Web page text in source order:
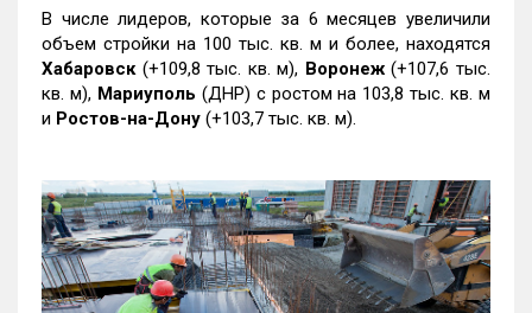
В числе лидеров, которые за 6 месяцев увеличили
объем стройки на 100 тыс. кв. м и более, находятся
Хабаровск (+109,8 тыс. кв. м), Воронеж(+107,6 тыс.
кв. м), Мариуполь (ДНР) с ростом на 103,8 тыс. кв. м
и Ростов-на-Дону (+103,7 тыс. кв. м).